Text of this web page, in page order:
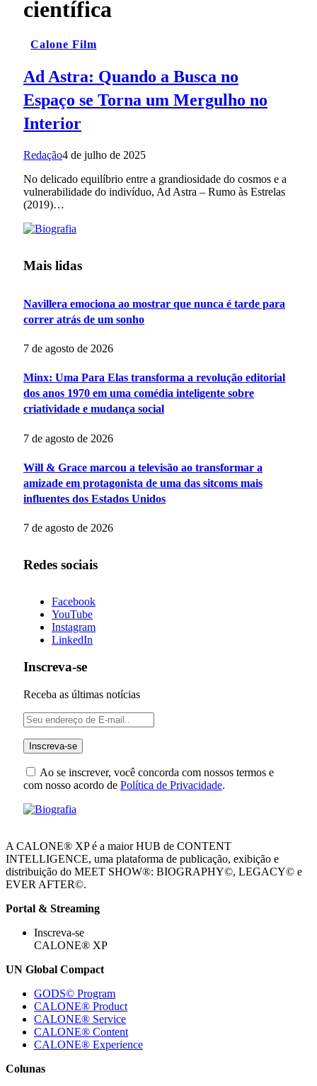
científica
Calone Film
Ad Astra: Quando a Busca no
Espaço se Torna um Mergulho no
Interior
Redação4 de julho de 2025
No delicado equilíbrio entre a grandiosidade do cosmos e a
vulnerabilidade do indivíduo, Ad Astra – Rumo às Estrelas
(2019)…
Mais lidas
Navillera emociona ao mostrar que nunca é tarde para
correr atrás de um sonho
7 de agosto de 2026
Minx: Uma Para Elas transforma a revolução editorial
dos anos 1970 em uma comédia inteligente sobre
criatividade e mudança social
7 de agosto de 2026
Will & Grace marcou a televisão ao transformar a
amizade em protagonista de uma das sitcoms mais
influentes dos Estados Unidos
7 de agosto de 2026
Redes sociais
Facebook
YouTube
Instagram
LinkedIn
Inscreva-se
Receba as últimas notícias
Ao se inscrever, você concorda com nossos termos e
com nosso acordo de Política de Privacidade.
A CALONE® XP é a maior HUB de CONTENT
INTELLIGENCE, uma plataforma de publicação, exibição e
distribuição do MEET SHOW®: BIOGRAPHY©, LEGACY© e
EVER AFTER©.
Portal & Streaming
Inscreva-se
CALONE® XP
UN Global Compact
GODS© Program
CALONE® Product
CALONE® Service
CALONE® Content
CALONE® Experience
Colunas